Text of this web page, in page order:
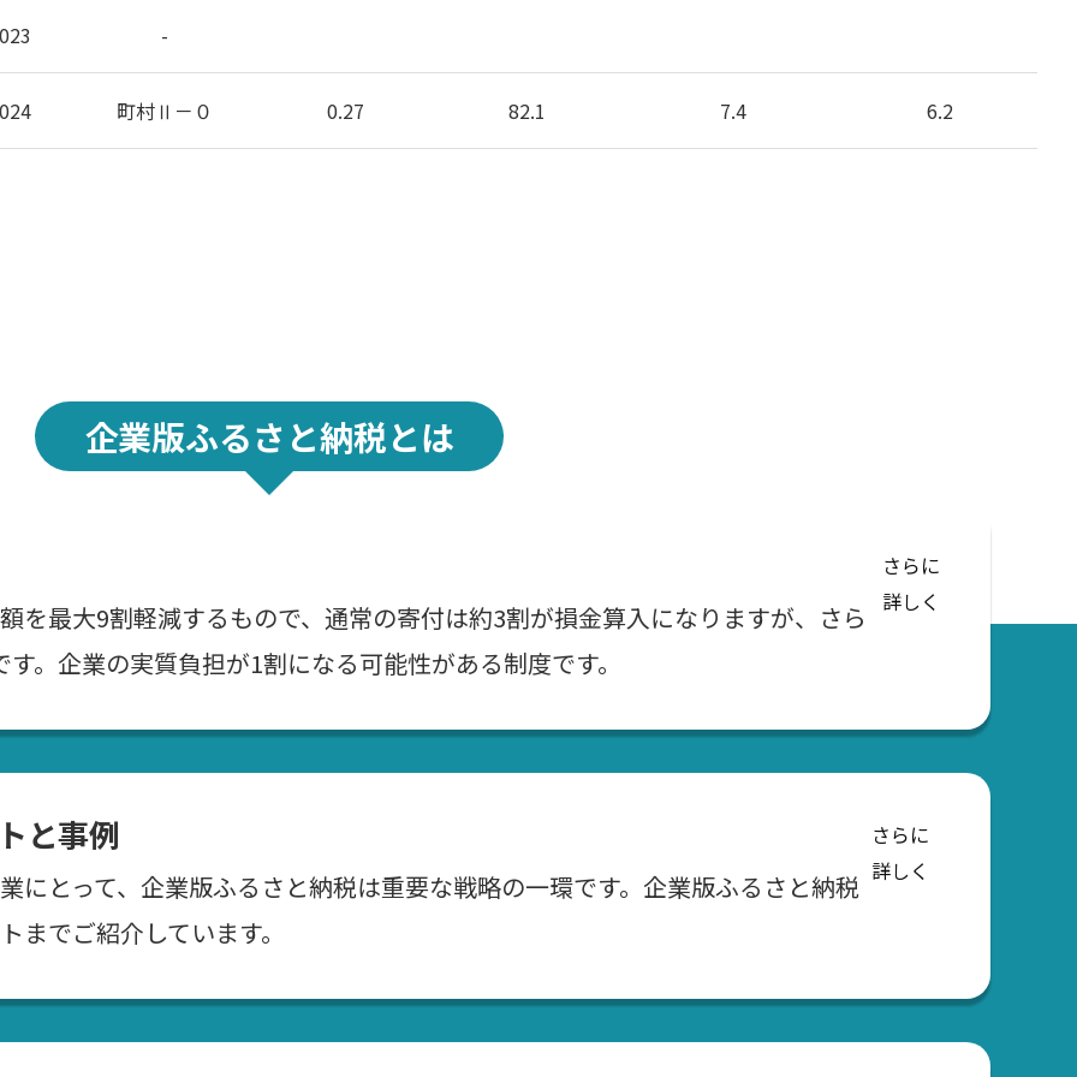
-
町村Ⅱ－０ 0.27 82.1 7.4 6.2
企業版ふるさと納税とは
を最大9割軽減するもので、通常の寄付は約3割が損金算入になりますが、さら
。企業の実質負担が1割になる可能性がある制度です。
さらに
詳しく
と事例
にとって、企業版ふるさと納税は重要な戦略の一環です。企業版ふるさと納税
までご紹介しています。
さらに
詳しく